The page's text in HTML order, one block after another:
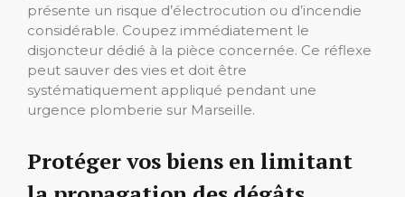
présente un risque d’électrocution ou d’incendie
considérable. Coupez immédiatement le
disjoncteur dédié à la pièce concernée. Ce réflexe
peut sauver des vies et doit être
systématiquement appliqué pendant une
urgence plomberie sur Marseille.
Protéger vos biens en limitant